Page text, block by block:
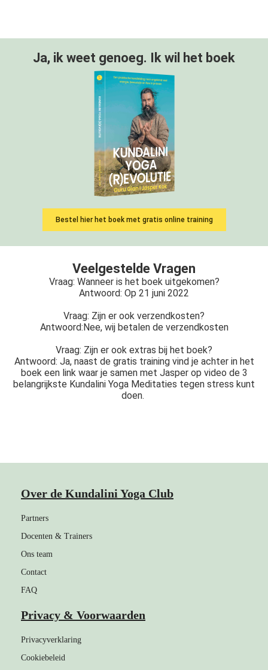
Ja, ik weet genoeg. Ik wil het boek
Bestel hier het boek met gratis online training
Veelgestelde Vragen
Vraag: Wanneer is het boek uitgekomen?
Antwoord: Op 21 juni 2022
Vraag: Zijn er ook verzendkosten?
Antwoord:Nee, wij betalen de verzendkosten
Vraag: Zijn er ook extras bij het boek?
Antwoord: Ja, naast de gratis training vind je achter in het
boek een link waar je samen met Jasper op video de 3
belangrijkste Kundalini Yoga Meditaties tegen stress kunt
doen.
Over de Kundalini Yoga Club
Partners
Docenten & Trainers
Ons team
Contact
FAQ
Privacy & Voorwaarden
Privacyverklaring
Cookiebeleid